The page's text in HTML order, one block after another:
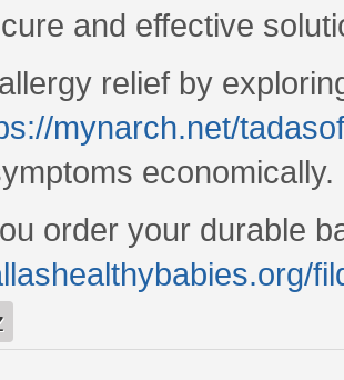
and effective
relief by
mynarch.net/
economically.
order your durable